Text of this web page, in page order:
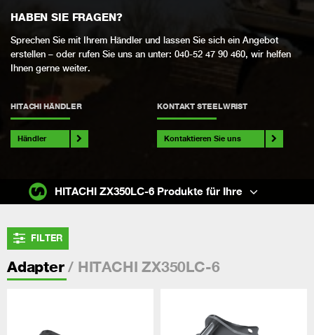
HABEN SIE FRAGEN?
Sprechen Sie mit Ihrem Händler und lassen Sie sich ein Angebot
erstellen – oder rufen Sie uns an unter: 040-52 47 90 460, wir helfen
Ihnen gerne weiter.
HITACHI HÄNDLER
Händler
KONTAKT STEELWRIST
Kontaktieren Sie uns
FILTER
Adapter/ HITACHI ZX350LC-6
HITACHI ZX350LC-6 Produkte für Ihre